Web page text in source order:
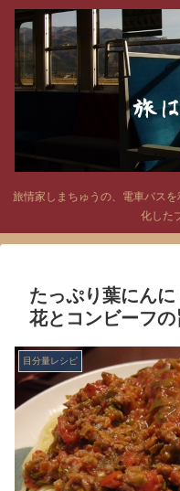
旅情家しまちゅうの、電車バス
化した
たっぷり葉にん
花とコンビーフ
目分量レシピ